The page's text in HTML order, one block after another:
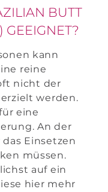
BUTT
GEEIGNET?
kann
reine
nicht der
werden.
eine
An der
Einsetzen
müssen.
auf ein
hier mehr